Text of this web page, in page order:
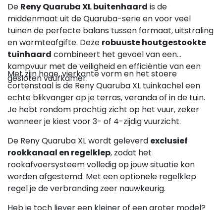
De Reny Quaruba XL buitenhaard is de
middenmaat uit de Quaruba-serie en voor veel
tuinen de perfecte balans tussen formaat, uitstraling
en warmteafgifte. Deze robuuste houtgestookte
tuinhaard combineert het gevoel van een
kampvuur met de veiligheid en efficiëntie van een
gesloten vuurkamer.
Met zijn hoge, vierkante vorm en het stoere
cortenstaal is de Reny Quaruba XL tuinkachel een
echte blikvanger op je terras, veranda of in de tuin.
Je hebt rondom prachtig zicht op het vuur, zeker
wanneer je kiest voor 3- of 4-zijdig vuurzicht.
De Reny Quaruba XL wordt geleverd exclusief
rookkanaal en regelklep, zodat het
rookafvoersysteem volledig op jouw situatie kan
worden afgestemd. Met een optionele regelklep
regel je de verbranding zeer nauwkeurig.
Heb je toch liever een kleiner of een groter model?